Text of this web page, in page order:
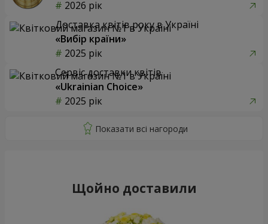
2026 рік
Доставка квітів року в Україні
«Вибір країни»
2025 рік
Сервіс доставки квітів
«Ukrainian Choice»
2025 рік
Щойно доставили